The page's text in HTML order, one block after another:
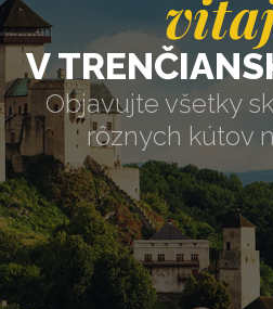
V
Objavujte všetky
rôznych kútov